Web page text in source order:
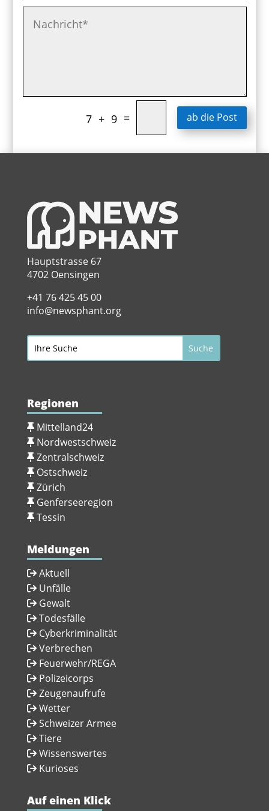
7 + 9 = ab die Post
Hauptstrasse 67
4702 Oensingen
+41 76 425 45 00
info@newsphant.org
Regionen
Mittelland24
Nordwestschweiz
Zentralschweiz
Ostschweiz
Zürich
Genferseeregion
Tessin
Meldungen
Aktuell
Unfälle
Gewalt
Todesfälle
Cyberkriminalität
Verbrechen
Feuerwehr/REGA
Polizeicorps
Zeugenaufrufe
Wetter
Schweizer Armee
Tiere
Wissenswertes
Kurioses
Auf einen Klick